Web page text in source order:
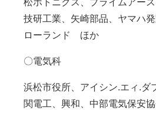
技研工業、矢崎部品、ヤマハ発
ローランド ほか
〇電気科
浜松市役所、アイシン.エィ.ダ
関電工、興和、中部電気保安